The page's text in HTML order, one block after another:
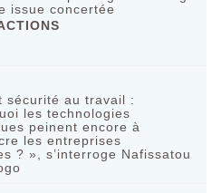
issue concertée
sécurité au travail :
les technologies
peinent encore à
les entreprises
? », s’interroge Nafissatou